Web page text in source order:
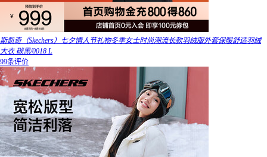
斯凯奇（Skechers）七夕情人节礼物冬季女士时尚潮流长款羽绒服外套保暖舒适羽绒
大衣 碳黑/0018 L
99条评价